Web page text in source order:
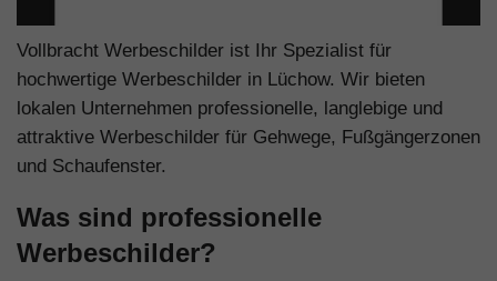
Vollbracht Werbeschilder ist Ihr Spezialist für
hochwertige Werbeschilder in Lüchow. Wir bieten
lokalen Unternehmen professionelle, langlebige und
attraktive Werbeschilder für Gehwege, Fußgängerzonen
und Schaufenster.
Was sind professionelle
Werbeschilder?